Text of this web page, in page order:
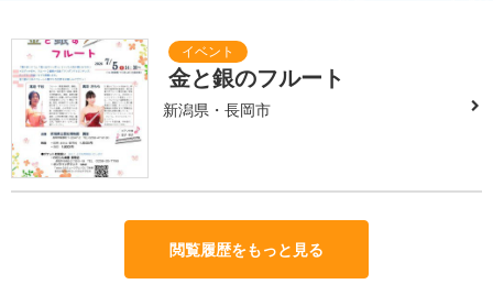
金と銀のフルート
新潟県・長岡市
閲覧履歴をもっと見る